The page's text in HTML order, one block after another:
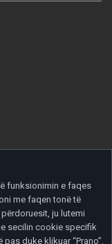
funksionimin e faqes
me faqen tonë të
ju lutemi
secilin cookie specifik
duke klikuar “Prano”.